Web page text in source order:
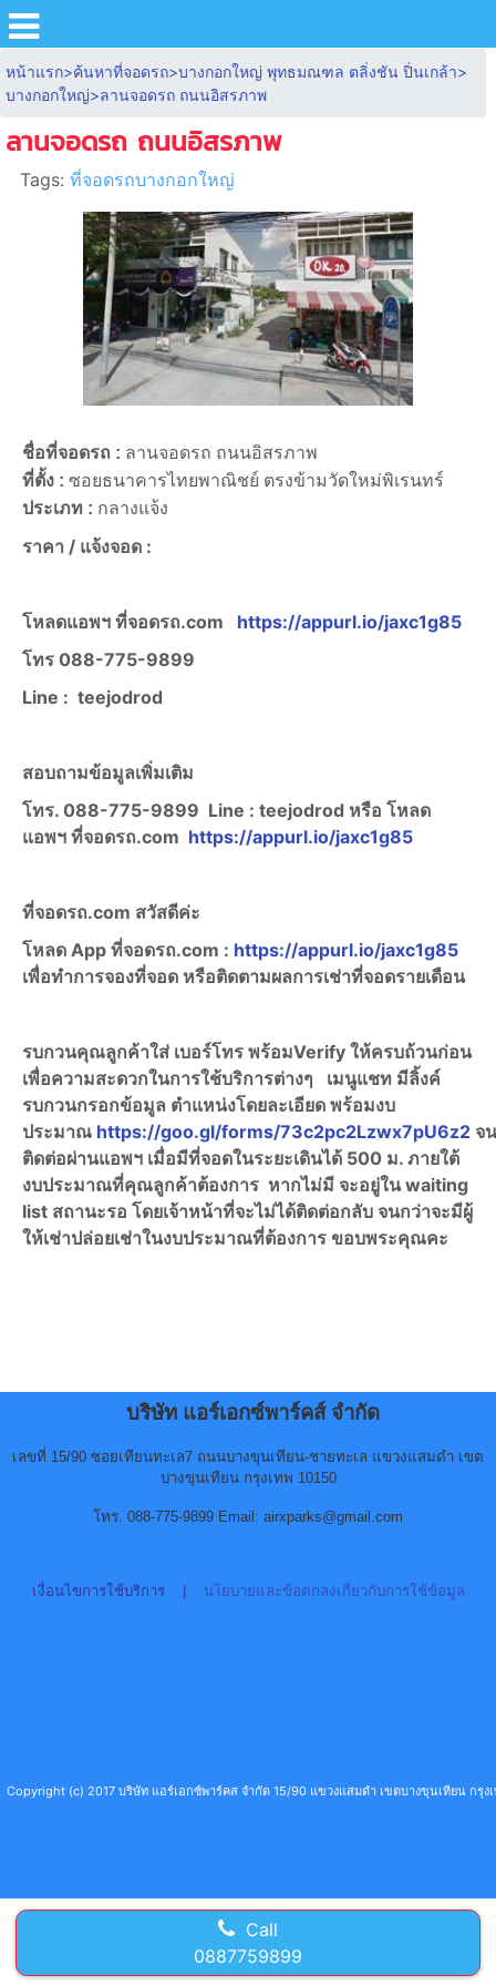
หน้าแรก>ค้นหาที่จอดรถ>บางกอกใหญ่ พุทธมณฑล ตลิ่งชัน ปิ่นเกล้า>
บางกอกใหญ่>ลานจอดรถ ถนนอิสรภาพ
ลานจอดรถ ถนนอิสรภาพ
Tags:ที่จอดรถบางกอกใหญ่
ชื่อที่จอดรถ : ลานจอดรถ ถนนอิสรภาพ
ที่ตั้ง : ซอยธนาคารไทยพาณิชย์ ตรงข้ามวัดใหม่พิเรนทร์
ประเภท : กลางแจ้ง
ราคา / แจ้งจอด :
โหลดแอพฯ ที่จอดรถ.com
https://appurl.io/jaxc1g85
โทร 088-775-9899
Line : teejodrod
สอบถามข้อมูลเพิ่มเติม
โทร. 088-775-9899 Line : teejodrod หรือ โหลด
แอพฯ ที่จอดรถ.com https://appurl.io/jaxc1g85
ที่จอดรถ.com สวัสดีค่ะ
โหลด App ที่จอดรถ.com : https://appurl.io/jaxc1g85
เพื่อทำการจองที่จอด หรือติดตามผลการเช่าที่จอดรายเดือน
รบกวนคุณลูกค้าใส่ เบอร์โทร พร้อมVerify ให้ครบถ้วนก่อน
เพื่อความสะดวกในการใช้บริการต่างๆ เมนูแชท มีลิ้งค์
รบกวนกรอกข้อมูล ตำแหน่งโดยละเอียด พร้อมงบ
ประมาณ https://goo.gl/forms/73c2pc2Lzwx7pU6z2 จ
ติดต่อผ่านแอพฯ เมื่อมีที่จอดในระยะเดินได้ 500 ม. ภายใต้
งบประมาณที่คุณลูกค้าต้องการ หากไม่มี จะอยู่ใน waiting
list สถานะรอ โดยเจ้าหน้าที่จะไม่ได้ติดต่อกลับ จนกว่าจะมีผู้
ให้เช่าปล่อยเช่าในงบประมาณที่ต้องการ ขอบพระคุณคะ
บริษัท แอร์เอกซ์พาร์คส์ จำกัด
เลขที่ 15/90 ซอยเทียนทะเล7 ถนนบางขุนเทียน-ชายทะเล แขวงแสมดำ เขต
บางขุนเทียน กรุงเทพ 10150
โทร. 088-775-9899 Email: airxparks@gmail.com
เงื่อนไขการใช้บริการ| นโยบายและข้อตกลงเกี่ยวกับการใช้ข้อมูล
Copyright (c) 2017 บริษัท แอร์เอกซ์พาร์คส จำกัด 15/90 แขวงแสมดำ เขตบางขุนเทียน กรุ
Call
0887759899